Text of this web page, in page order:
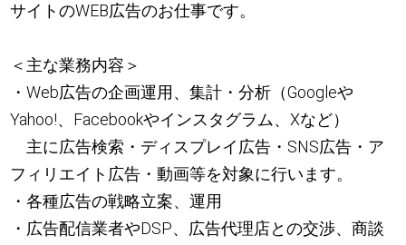
サイトのWEB広告のお仕事です。
＜主な業務内容＞
・Web広告の企画運用、集計・分析（Googleや
Yahoo!、Facebookやインスタグラム、Xなど）
主に広告検索・ディスプレイ広告・SNS広告・ア
フィリエイト広告・動画等を対象に行います。
・各種広告の戦略立案、運用
・広告配信業者やDSP、広告代理店との交渉、商談